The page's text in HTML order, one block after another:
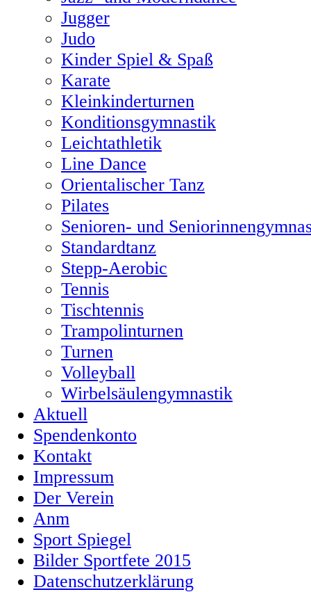
Jugger
Judo
Kinder Spiel & Spaß
Karate
Kleinkinderturnen
Konditionsgymnastik
Leichtathletik
Line Dance
Orientalischer Tanz
Pilates
Senioren- und
Standardtanz
Stepp-Aerobic
Tennis
Tischtennis
Trampolinturnen
Turnen
Volleyball
Wirbelsäulengymnastik
Aktuell
Spendenkonto
Kontakt
Impressum
Der Verein
Anm
Sport Spiegel
Bilder Sportfete 2015
Datenschutzerklärung